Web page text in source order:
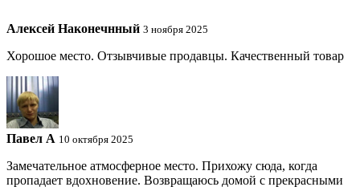
Алексей Наконечнный 3 ноября 2025
Хорошое место. Отзывчивые продавцы. Качественный товар
Павел A 10 октября 2025
Замечательное атмосферное место. Прихожу сюда, когда
пропадает вдохновение. Возвращаюсь домой с прекрасными